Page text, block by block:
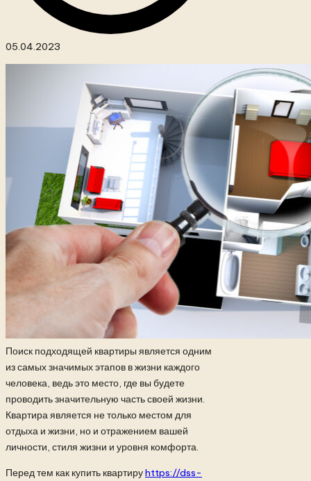
05.04.2023
Поиск подходящей квартиры является одним
из самых значимых этапов в жизни каждого
человека, ведь это место, где вы будете
проводить значительную часть своей жизни.
Квартира является не только местом для
отдыха и жизни, но и отражением вашей
личности, стиля жизни и уровня комфорта.
Перед тем как купить квартируhttps://dss-